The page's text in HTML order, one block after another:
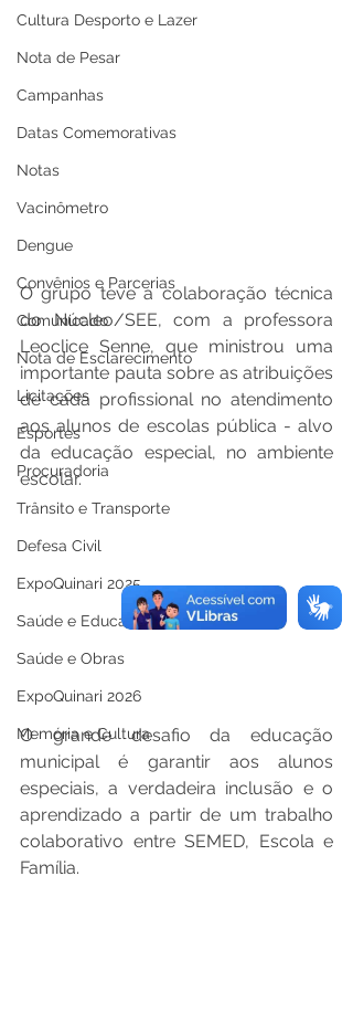
Cultura Desporto e Lazer
Nota de Pesar
Campanhas
Datas Comemorativas
Notas
Vacinômetro
Dengue
Convênios e Parcerias
Comunicado
Nota de Esclarecimento
Licitações
Esportes
Procuradoria
Trânsito e Transporte
Defesa Civil
ExpoQuinari 2025
Saúde e Educação
Saúde e Obras
ExpoQuinari 2026
Memória e Cultura
O grupo teve a colaboração técnica
do Núcleo/SEE, com a professora
Leoclice Senne, que ministrou uma
importante pauta sobre as atribuições
de cada profissional no atendimento
aos alunos de escolas pública - alvo
da educação especial, no ambiente
escolar.
O grande desafio da educação
municipal é garantir aos alunos
especiais, a verdadeira inclusão e o
aprendizado a partir de um trabalho
colaborativo entre SEMED, Escola e
Família.